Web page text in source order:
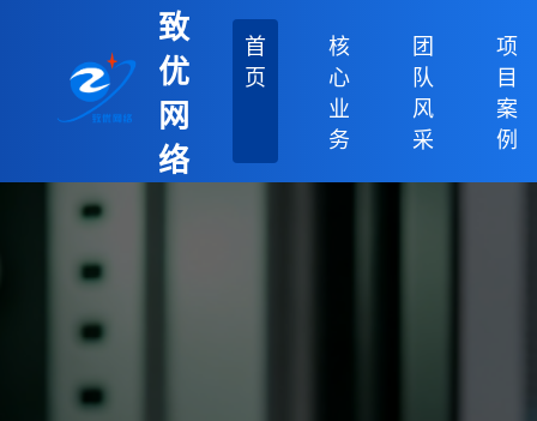
致
优
网
络
首
页
核
心
业
务
团
队
风
采
项
目
案
例